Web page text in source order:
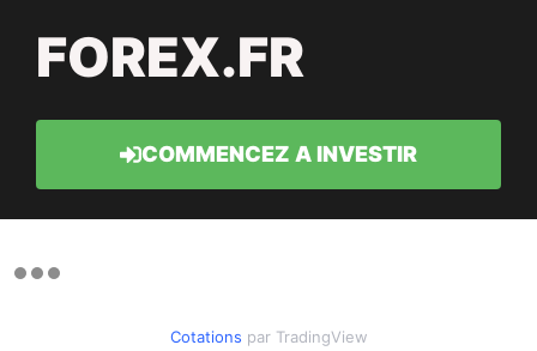
FOREX.FR
COMMENCEZ A INVESTIR
Cotations par TradingView